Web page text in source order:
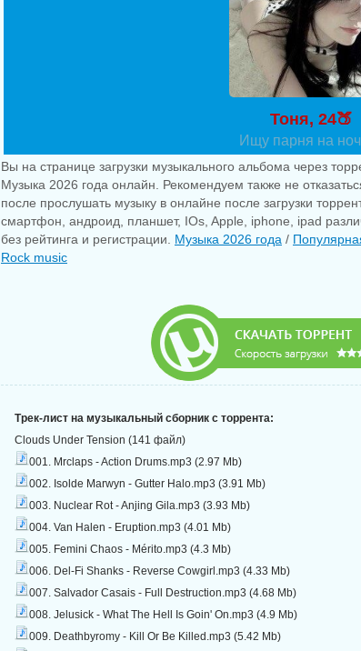
Тоня, 24🍑
Ищу парня на
Вы на странице загрузки музыкального альбома через
Музыка 2026 года онлайн. Рекомендуем также не
после прослушать музыку в онлайне после загрузки
смартфон, андроид, планшет, IOs, Apple, iphone, ipad
без рейтинга и регистрации. Музыка 2026 года /
Rock music
Трек-лист на музыкальный сборник с торрента:
Clouds Under Tension (141 файл)
001. Mrclaps - Action Drums.mp3 (2.97 Mb)
002. Isolde Marwyn - Gutter Halo.mp3 (3.91 Mb)
003. Nuclear Rot - Anjing Gila.mp3 (3.93 Mb)
004. Van Halen - Eruption.mp3 (4.01 Mb)
005. Femini Chaos - Mérito.mp3 (4.3 Mb)
006. Del-Fi Shanks - Reverse Cowgirl.mp3 (4.33 Mb)
007. Salvador Casais - Full Destruction.mp3 (4.68 Mb)
008. Jelusick - What The Hell Is Goin' On.mp3 (4.9 Mb)
009. Deathbyromy - Kill Or Be Killed.mp3 (5.42 Mb)